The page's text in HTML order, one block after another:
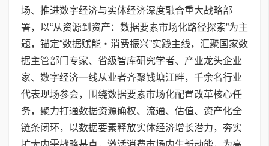
场、推进数字经济与实体经济深度融合重大战略部
署，以“从资源到资产：数据要素市场化路径探索”为主
题，锚定“数据赋能・消费振兴”实践主线，汇聚国家数
据主管部门专家、省级智库研究学者、产业龙头企业
家、数字经济一线从业者齐聚钱塘江畔，千余名行业
代表现场参会，围绕数据要素市场化配置改革核心任
务，聚力打通数据资源确权、流通、估值、资产化全
链条闭环，以数据要素释放实体经济增长潜力，夯实